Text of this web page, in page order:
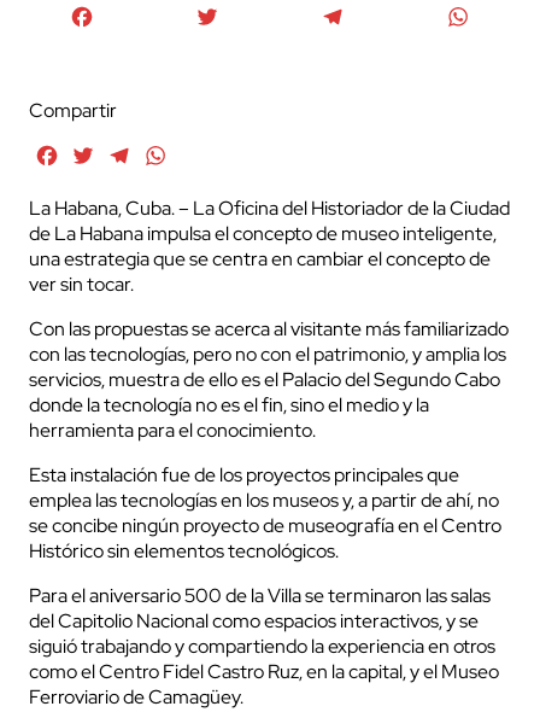
Compartir
FacebookTwitterTelegram
La Habana, Cuba. – La Oficina del Historiador de la Ciudad
de La Habana impulsa el concepto de museo inteligente,
una estrategia que se centra en cambiar el concepto de
ver sin tocar.
Con las propuestas se acerca al visitante más familiarizado
con las tecnologías, pero no con el patrimonio, y amplia los
servicios, muestra de ello es el Palacio del Segundo Cabo
donde la tecnología no es el fin, sino el medio y la
herramienta para el conocimiento.
Esta instalación fue de los proyectos principales que
emplea las tecnologías en los museos y, a partir de ahí, no
se concibe ningún proyecto de museografía en el Centro
Histórico sin elementos tecnológicos.
Para el aniversario 500 de la Villa se terminaron las salas
del Capitolio Nacional como espacios interactivos, y se
siguió trabajando y compartiendo la experiencia en otros
como el Centro Fidel Castro Ruz, en la capital, y el Museo
Ferroviario de Camagüey.